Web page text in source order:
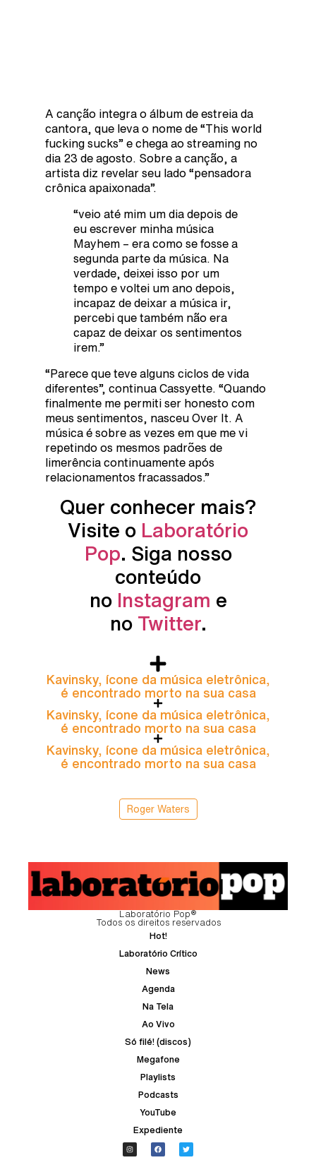
A canção integra o álbum de estreia da
cantora, que leva o nome de “This world
fucking sucks” e chega ao streaming no
dia 23 de agosto. Sobre a canção, a
artista diz revelar seu lado “pensadora
crônica apaixonada”.
“veio até mim um dia depois de
eu escrever minha música
Mayhem – era como se fosse a
segunda parte da música. Na
verdade, deixei isso por um
tempo e voltei um ano depois,
incapaz de deixar a música ir,
percebi que também não era
capaz de deixar os sentimentos
irem.”
“Parece que teve alguns ciclos de vida
diferentes”, continua Cassyette. “Quando
finalmente me permiti ser honesto com
meus sentimentos, nasceu Over It. A
música é sobre as vezes em que me vi
repetindo os mesmos padrões de
limerência continuamente após
relacionamentos fracassados.”
Quer conhecer mais?
Visite o Laboratório
Pop. Siga nosso
conteúdo
no Instagram e
no Twitter.
Kavinsky, ícone da música eletrônica,
é encontrado morto na sua casa
Kavinsky, ícone da música eletrônica,
é encontrado morto na sua casa
Kavinsky, ícone da música eletrônica,
é encontrado morto na sua casa
Roger Waters
Laboratório Pop®
Todos os direitos reservados
Hot!
Laboratório Crítico
News
Agenda
Na Tela
Ao Vivo
Só filé! (discos)
Megafone
Playlists
Podcasts
YouTube
Expediente